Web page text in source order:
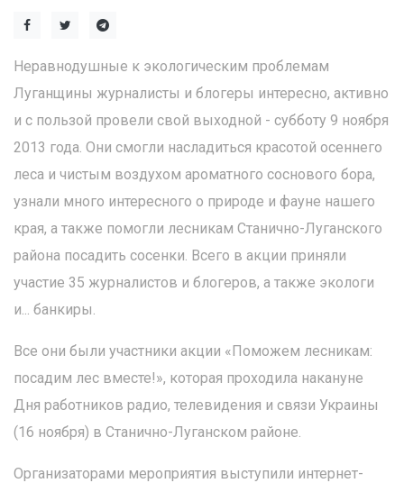
Неравнодушные к экологическим проблемам
Луганщины журналисты и блогеры интересно, активно
и с пользой провели свой выходной - субботу 9 ноября
2013 года. Они смогли насладиться красотой осеннего
леса и чистым воздухом ароматного соснового бора,
узнали много интересного о природе и фауне нашего
края, а также помогли лесникам Станично-Луганского
района посадить сосенки. Всего в акции приняли
участие 35 журналистов и блогеров, а также экологи
и... банкиры.
Все они были участники акции «Поможем лесникам:
посадим лес вместе!», которая проходила накануне
Дня работников радио, телевидения и связи Украины
(16 ноября) в Станично-Луганском районе.
Организаторами мероприятия выступили интернет-